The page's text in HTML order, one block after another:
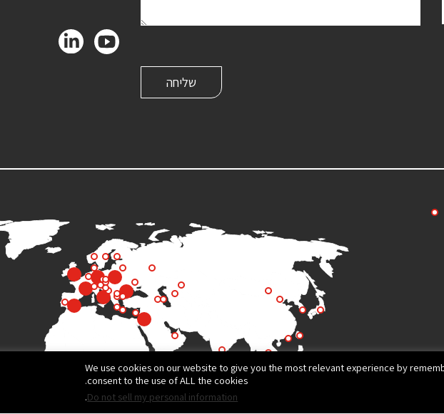
We use cookies on our website to give you the most relevant experience by
consent to the use of ALL the cookies.
Do not sell my personal information
.